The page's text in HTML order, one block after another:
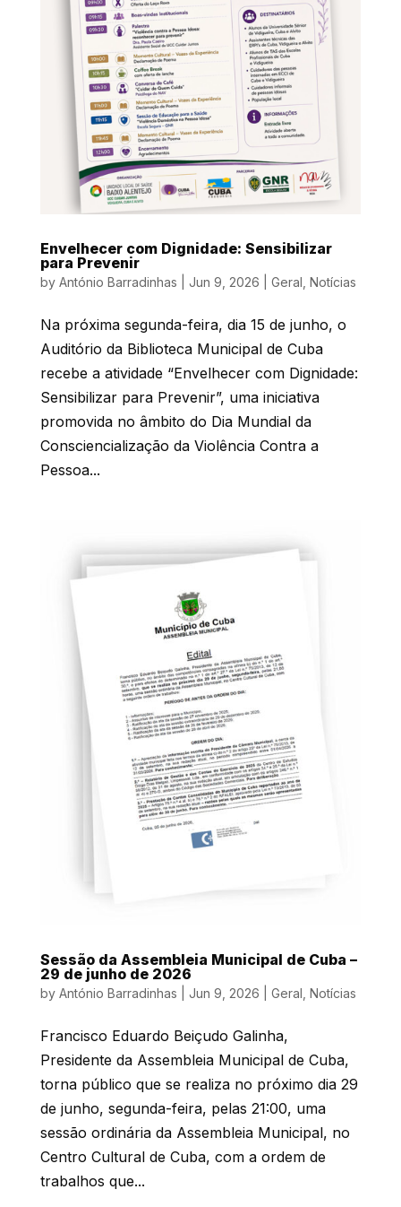
Envelhecer com Dignidade: Sensibilizar
para Prevenir
by António Barradinhas Jun 9, 2026 Geral Notícias
Na próxima segunda-feira, dia 15 de junho, o
Auditório da Biblioteca Municipal de Cuba
recebe a atividade “Envelhecer com Dignidade:
Sensibilizar para Prevenir”, uma iniciativa
promovida no âmbito do Dia Mundial da
Consciencialização da Violência Contra a
Pessoa...
Sessão da Assembleia Municipal de Cuba –
29 de junho de 2026
by António Barradinhas Jun 9, 2026 Geral Notícias
Francisco Eduardo Beiçudo Galinha,
Presidente da Assembleia Municipal de Cuba,
torna público que se realiza no próximo dia 29
de junho, segunda-feira, pelas 21:00, uma
sessão ordinária da Assembleia Municipal, no
Centro Cultural de Cuba, com a ordem de
trabalhos que...